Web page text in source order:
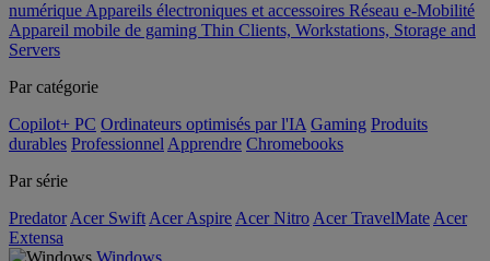
numérique Appareils électroniques et accessoires Réseau e-Mobilité
Appareil mobile de gaming Thin Clients, Workstations, Storage and
Servers
Par catégorie
Copilot+ PC Ordinateurs optimisés par l'IA Gaming Produits
durables Professionnel Apprendre Chromebooks
Par série
Predator Acer Swift Acer Aspire Acer Nitro Acer TravelMate Acer
Extensa
Windows